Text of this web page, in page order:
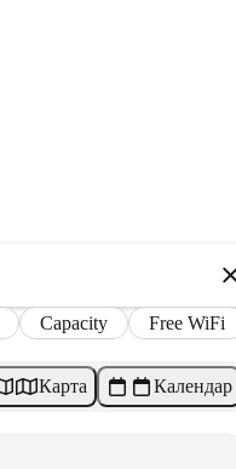
Capacity Free WiFi
Карта Календар